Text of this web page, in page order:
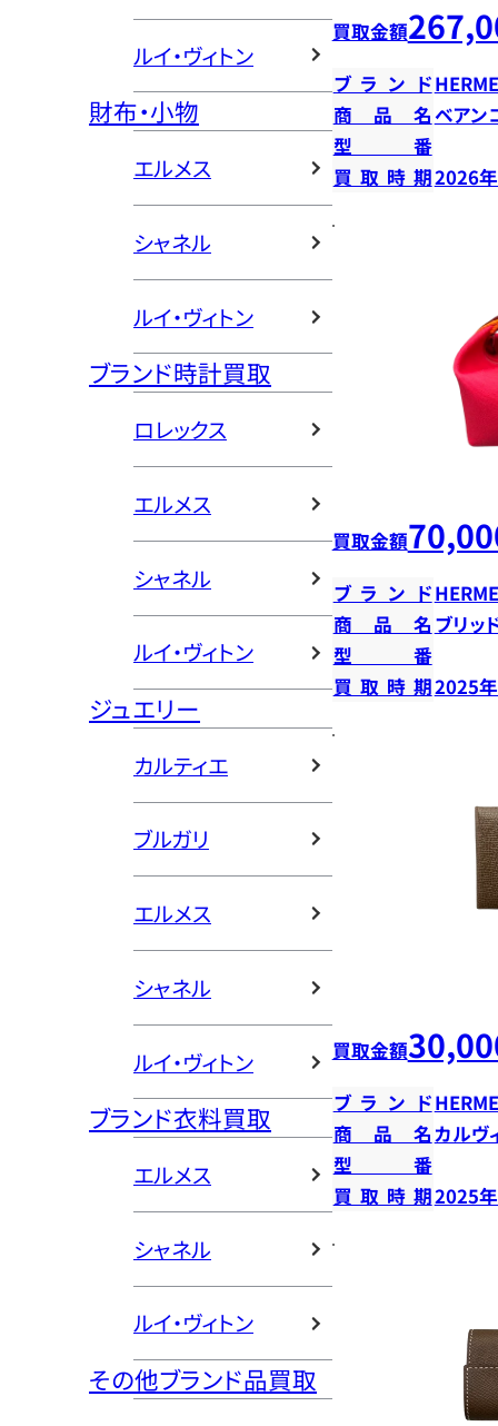
ルイ・ヴィトン
財布・小物
エルメス
シャネル
ルイ・ヴィトン
ブランド時計買取
ロレックス
エルメス
シャネル
ルイ・ヴィトン
ジュエリー
カルティエ
ブルガリ
エルメス
シャネル
ルイ・ヴィトン
ブランド衣料買取
エルメス
シャネル
ルイ・ヴィトン
その他ブランド品買取
買取金額
ブランド
商品名ベアン
型番
買取時期2026
買取金額
ブランド
商品名 ブリッ
型番
買取時期2025
買取金額
ブランド
商品名カルヴ
型番
買取時期2025